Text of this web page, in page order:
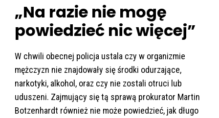
„Na razie nie mogę
powiedzieć nic więcej”
W chwili obecnej policja ustala czy w organizmie
mężczyzn nie znajdowały się środki odurzające,
narkotyki, alkohol, oraz czy nie zostali otruci lub
uduszeni. Zajmujący się tą sprawą prokurator Martin
Botzenhardt również nie może powiedzieć, jak długo